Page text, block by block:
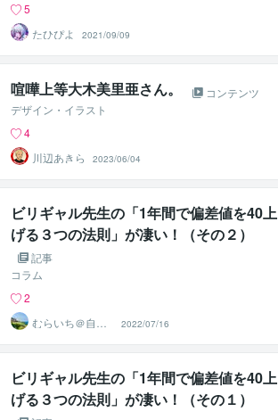
5
たひぴよ
2021/09/09
喧嘩上等大木美里亜さん。
コンテンツ
デザイン・イラスト
4
川辺あきら
2023/06/04
ビリギャル先生の「1年間で偏差値を40上
げる３つの法則」が凄い！（その２）
記事
コラム
2
むらいち＠自己
啓発ライター
2022/07/16
ビリギャル先生の「1年間で偏差値を40上
げる３つの法則」が凄い！（その１）